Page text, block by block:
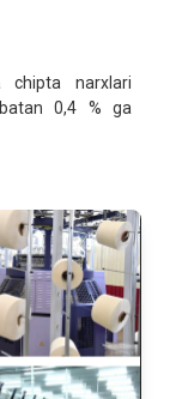
chipta narxlari
0,4 % ga